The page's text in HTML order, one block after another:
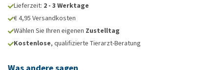
Lieferzeit: 2 - 3 Werktage
€ 4,95 Versandkosten
Wählen Sie Ihren eigenen Zustelltag
Kostenlose, qualifizierte Tierarzt-Beratung